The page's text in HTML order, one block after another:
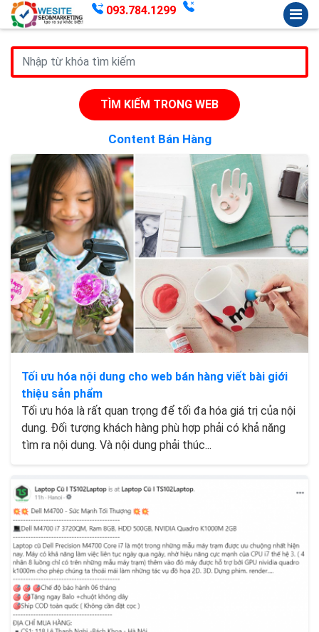
093.784.1299
TÌM KIẾM TRONG WEB
Content Bán Hàng
Tối ưu hóa nội dung cho web bán hàng viết bài giới
thiệu sản phẩm
Tối ưu hóa là rất quan trọng để tối đa hóa giá trị của nội
dung. Đối tượng khách hàng phù hợp phải có khả năng
tìm ra nội dung. Và nội dung phải thúc...